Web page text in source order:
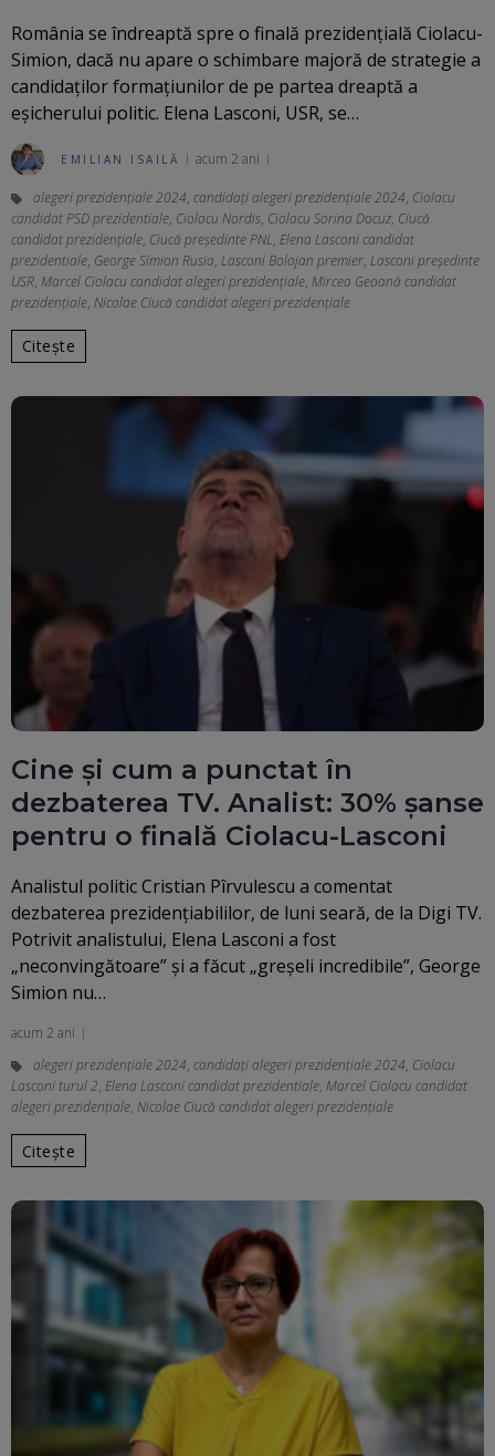
România se îndreaptă spre o finală prezidențială Ciolacu-
Simion, dacă nu apare o schimbare majoră de strategie a
candidaților formațiunilor de pe partea dreaptă a
eșicherului politic. Elena Lasconi, USR, se…
EMILIAN ISAILĂ acum 2 ani
alegeri prezidenţiale 2024, candidați alegeri prezidențiale 2024, Ciolacu
candidat PSD prezidentiale, Ciolacu Nordis, Ciolacu Sorina Docuz, Ciucă
candidat prezidenţiale, Ciucă preşedinte PNL, Elena Lasconi candidat
prezidentiale, George Simion Rusia, Lasconi Bolojan premier, Lasconi preşedinte
USR, Marcel Ciolacu candidat alegeri prezidențiale, Mircea Geoană candidat
prezidențiale, Nicolae Ciucă candidat alegeri prezidențiale
Citește
Cine și cum a punctat în
dezbaterea TV. Analist: 30% șanse
pentru o finală Ciolacu-Lasconi
Analistul politic Cristian Pîrvulescu a comentat
dezbaterea prezidenţiabililor, de luni seară, de la Digi TV.
Potrivit analistului, Elena Lasconi a fost
„neconvingătoare” şi a făcut „greşeli incredibile”, George
Simion nu…
acum 2 ani
alegeri prezidenţiale 2024, candidați alegeri prezidențiale 2024, Ciolacu
Lasconi turul 2, Elena Lasconi candidat prezidentiale, Marcel Ciolacu candidat
alegeri prezidențiale, Nicolae Ciucă candidat alegeri prezidențiale
Citește